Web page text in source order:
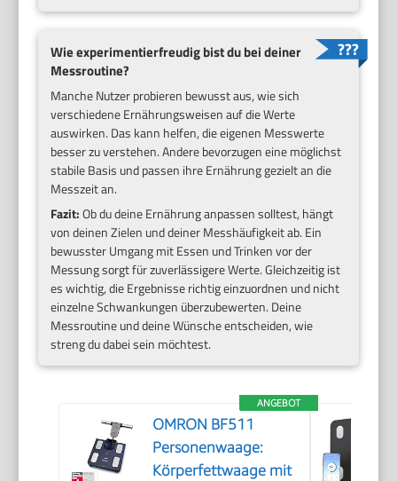
Wie experimentierfreudig bist du bei deiner
Messroutine?
Manche Nutzer probieren bewusst aus, wie sich
verschiedene Ernährungsweisen auf die Werte
auswirken. Das kann helfen, die eigenen Messwerte
besser zu verstehen. Andere bevorzugen eine möglichst
stabile Basis und passen ihre Ernährung gezielt an die
Messzeit an.
Fazit:Ob du deine Ernährung anpassen solltest, hängt
von deinen Zielen und deiner Messhäufigkeit ab. Ein
bewusster Umgang mit Essen und Trinken vor der
Messung sorgt für zuverlässigere Werte. Gleichzeitig ist
es wichtig, die Ergebnisse richtig einzuordnen und nicht
einzelne Schwankungen überzubewerten. Deine
Messroutine und deine Wünsche entscheiden, wie
streng du dabei sein möchtest.
ANGEBOT
OMRON BF511
Personenwaage:
Körperfettwaage mit